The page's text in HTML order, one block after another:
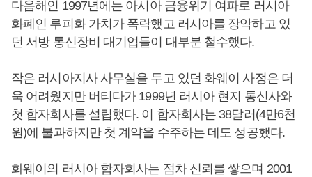
다음해인 1997년에는 아시아 금융위기 여파로 러시아
화폐인 루피화 가치가 폭락했고 러시아를 장악하고 있
던 서방 통신장비 대기업들이 대부분 철수했다.
작은 러시아지사 사무실을 두고 있던 화웨이 사정은 더
욱 어려웠지만 버티다가 1999년 러시아 현지 통신사와
첫 합자회사를 설립했다. 이 합자회사는 38달러(4만6천
원)에 불과하지만 첫 계약을 수주하는 데도 성공했다.
화웨이의 러시아 합자회사는 점차 신뢰를 쌓으며 2001